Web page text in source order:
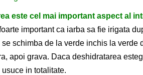
este cel mai important aspect al
important ca iarba sa fie irigata
schimba de la verde inchis la verde
apoi grava. Daca deshidratarea
usuce in totalitate.